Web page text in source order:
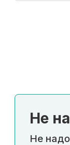
Не
Не